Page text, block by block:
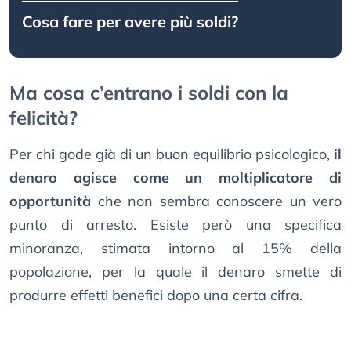
Cosa fare per avere più soldi?
Ma cosa c’entrano i soldi con la
felicità?
Per chi gode già di un buon equilibrio psicologico, il
denaro agisce come un moltiplicatore di
opportunità che non sembra conoscere un vero
punto di arresto. Esiste però una specifica
minoranza, stimata intorno al 15% della
popolazione, per la quale il denaro smette di
produrre effetti benefici dopo una certa cifra.